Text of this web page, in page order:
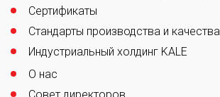
Потапов Андрей Николаевич
Сертификаты
Стандарты производства и качества
Индустриальный холдинг KALE
О нас